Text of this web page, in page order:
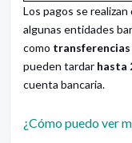
Los pagos se realizan
algunas entidades
como
pueden tardar hasta
cuenta bancaria.
¿Cómo puedo ver